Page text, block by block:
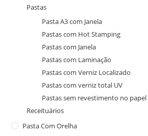
Pastas
Pasta A3 com Janela
Pastas com Hot Stamping
Pastas com Janela
Pastas com Laminação
Pastas com Verniz Localizado
Pastas com verniz total UV
Pastas sem revestimento no papel
Receituários
Pasta Com Orelha